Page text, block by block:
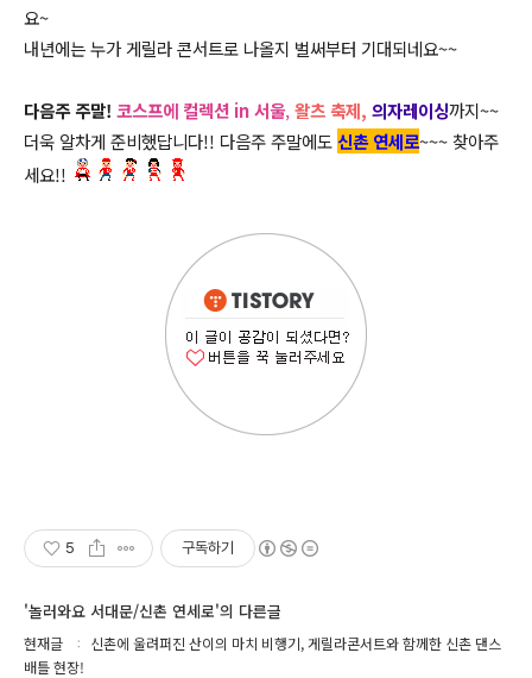
요~
내년에는 누가 게릴라 콘서트로 나올지 벌써부터 기대되네요~~
다음주 주말! 코스프에 컬렉션 in 서울, 왈츠 축제, 의자레이싱까지~~
더욱 알차게 준비했답니다!! 다음주 주말에도 신촌 연세로~~~ 찾아주
세요!!
5 구독하기
'놀러와요 서대문/신촌 연세로'의 다른글
현재글
신촌에 울려퍼진 산이의 마치 비행기, 게릴라콘서트와 함께한 신촌 댄스
배틀 현장!